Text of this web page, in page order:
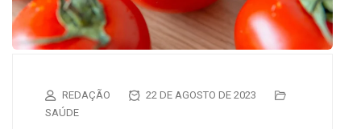
REDAÇÃO
22 DE AGOSTO DE 2023
SAÚDE